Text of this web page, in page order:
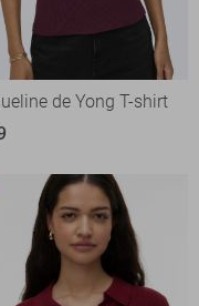
de Yong T-shirt